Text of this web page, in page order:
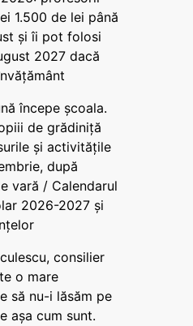
1.500 de lei până
și îi pot folosi
2027 dacă
începe școala.
de grădiniță
și activitățile
după
vară / Calendarul
2026-2027 și
consilier
o mare
să nu-i lăsăm pe
așa cum sunt.